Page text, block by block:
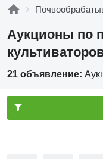
Аукционы по
21 объявление: